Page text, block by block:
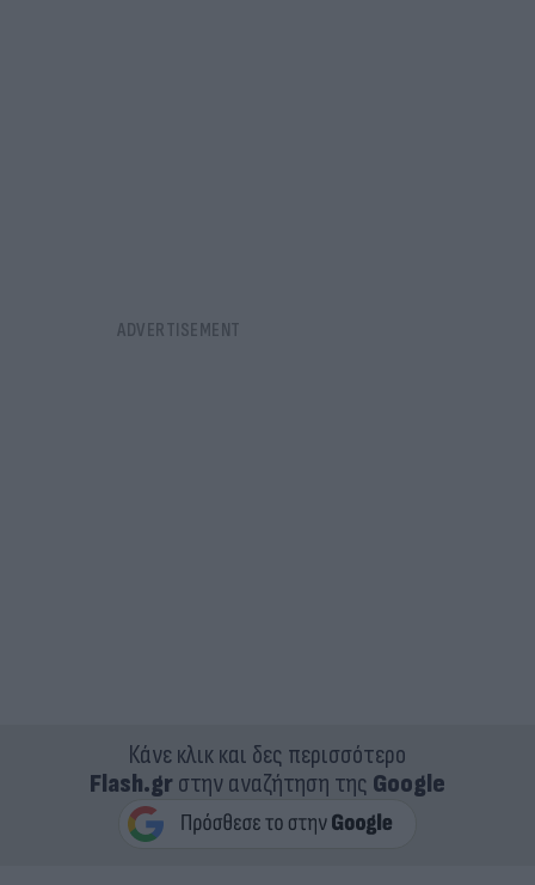
Κάνε κλικ και δες περισσότερο
Flash.grστην αναζήτηση της Google